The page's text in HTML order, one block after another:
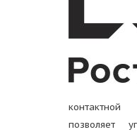
позволяет